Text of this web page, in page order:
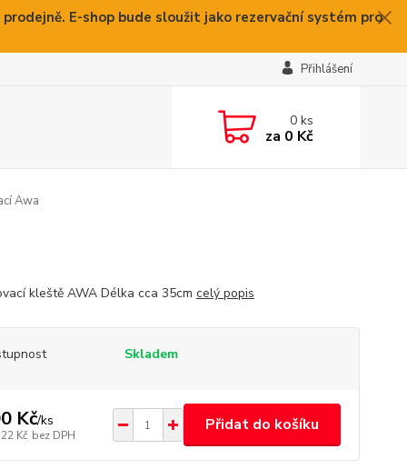
E-shop bude sloužit jako rezervační systém pro
Přihlášení
0ks
za 0 Kč
Awa
kleště AWA Délka cca 35cm celý popis
Skladem
Kč/ks
Kč bez DPH
Přidat do košíku